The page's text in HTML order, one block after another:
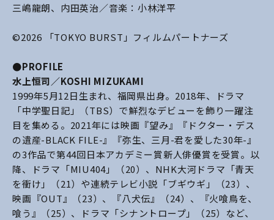
三嶋龍朗、内田英治／音楽：小林洋平
©2026 「TOKYO BURST」フィルムパートナーズ
●PROFILE
水上恒司／KOSHI MIZUKAMI
1999年5月12日生まれ、福岡県出身。2018年、ドラマ
「中学聖日記」（TBS）で鮮烈なデビューを飾り一躍注
目を集める。2021年には映画『望み』『ドクター・デス
の遺産-BLACK FILE-』『弥生、三月-君を愛した30年-』
の3作品で第44回日本アカデミー賞新人俳優賞を受賞。以
降、ドラマ「MIU404」（20）、NHK大河ドラマ「青天
を衝け」（21）や連続テレビ小説「ブギウギ」（23）、
映画『OUT』（23）、『八犬伝』（24）、『火喰鳥を、
喰う』（25）、ドラマ「シナントロープ」（25）など、